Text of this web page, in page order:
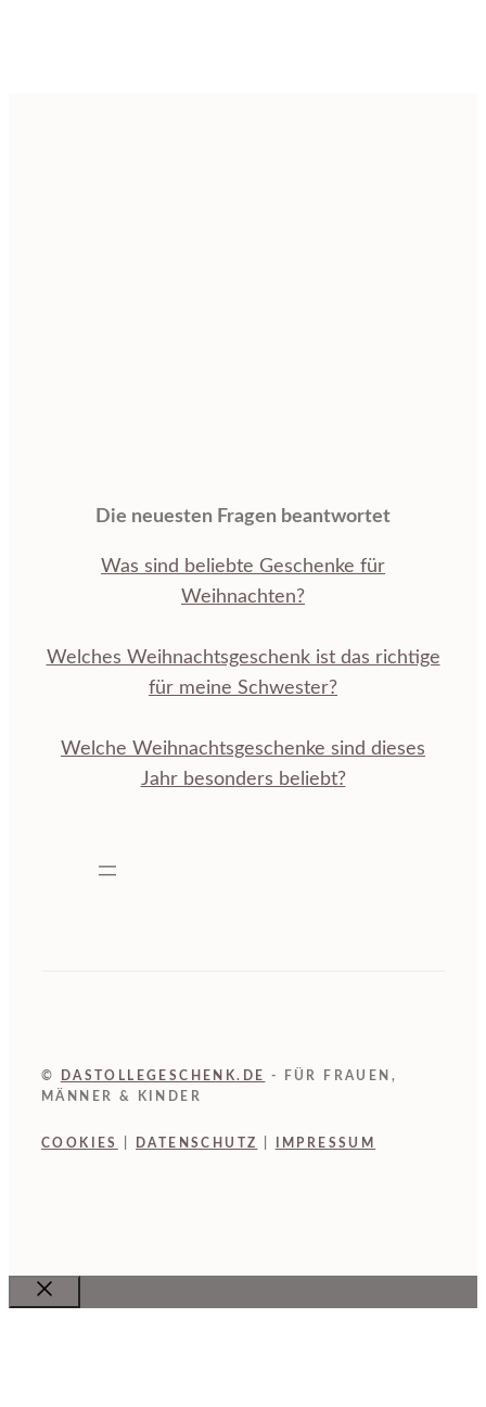
Die neuesten Fragen beantwortet
Was sind beliebte Geschenke für
Weihnachten?
Welches Weihnachtsgeschenk ist das richtige
für meine Schwester?
Welche Weihnachtsgeschenke sind dieses
Jahr besonders beliebt?
© DASTOLLEGESCHENK.DE
- FÜR FRAUEN,
MÄNNER & KINDER
COOKIES DATENSCHUTZ IMPRESSUM